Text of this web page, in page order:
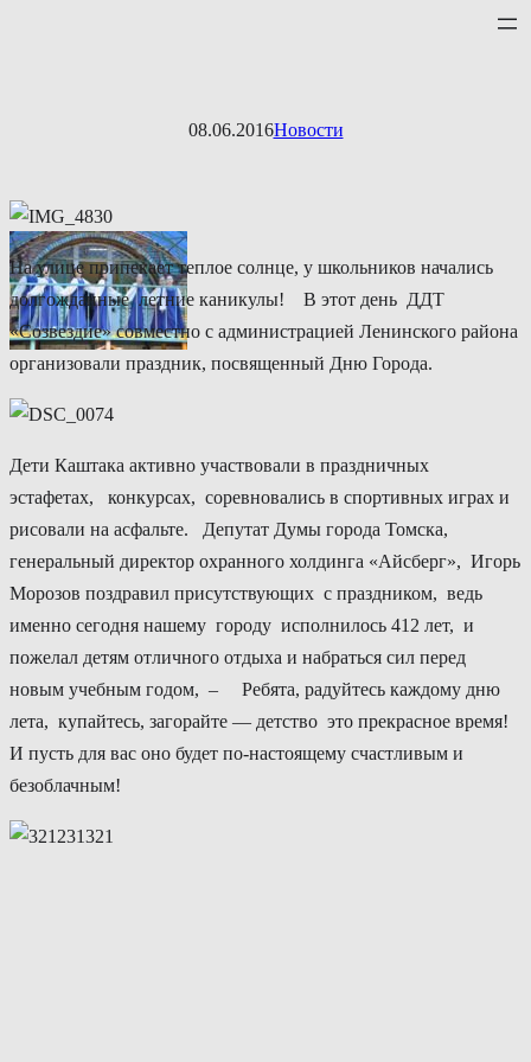
08.06.2016Новости
На улице припекает теплое солнце, у школьников начались
долгожданные летние каникулы! В этот день ДДТ
«Созвездие» совместно с администрацией Ленинского района
организовали праздник, посвященный Дню Города.
Дети Каштака активно участвовали в праздничных
эстафетах, конкурсах, соревновались в спортивных играх и
рисовали на асфальте. Депутат Думы города Томска,
генеральный директор охранного холдинга «Айсберг», Игорь
Морозов поздравил присутствующих с праздником, ведь
именно сегодня нашему городу исполнилось 412 лет, и
пожелал детям отличного отдыха и набраться сил перед
новым учебным годом, – Ребята, радуйтесь каждому дню
лета, купайтесь, загорайте — детство это прекрасное время!
И пусть для вас оно будет по-настоящему счастливым и
безоблачным!